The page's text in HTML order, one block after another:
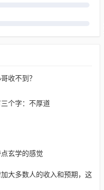
收不到？
个字：不厚道
玄学的感觉
大多数人的收入和预期，这